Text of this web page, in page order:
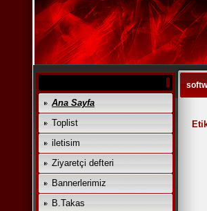
Ana Sayfa
Toplist
iletisim
Ziyaretçi defteri
Bannerlerimiz
B.Takas